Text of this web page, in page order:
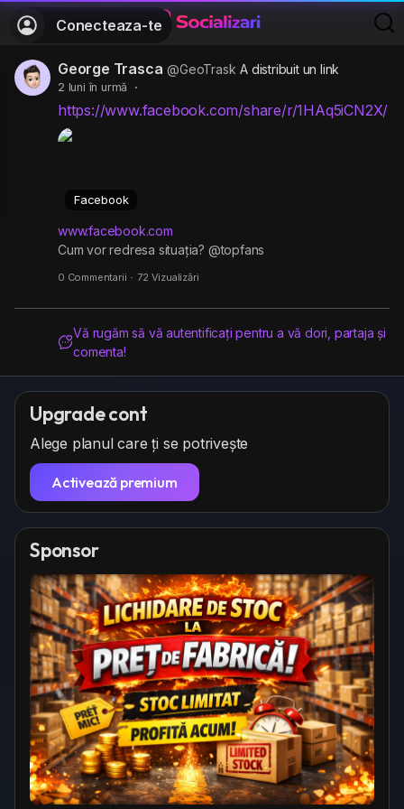
Conecteaza-te
George Trasca @GeoTrask A distribuit un link
2 luni în urmă ·
https://www.facebook.com/share/r/1HAq5iCN2X/
Facebook
www.facebook.com
Cum vor redresa situația? @topfans
0 Commentarii · 72 Vizualizări
Vă rugăm să vă autentificați pentru a vă dori, partaja și
comenta!
Upgrade cont
Alege planul care ți se potrivește
Activează premium
Sponsor